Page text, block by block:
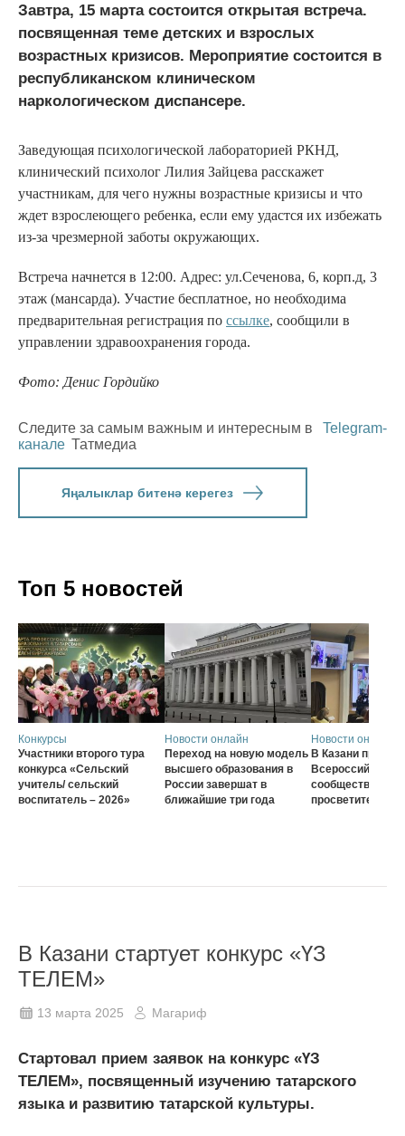
Завтра, 15 марта состоится открытая встреча.
посвященная теме детских и взрослых
возрастных кризисов. Мероприятие состоится в
республиканском клиническом
наркологическом диспансере.
Заведующая психологической лабораторией РКНД,
клинический психолог Лилия Зайцева расскажет
участникам, для чего нужны возрастные кризисы и что
ждет взрослеющего ребенка, если ему удастся их избежать
из-за чрезмерной заботы окружающих.
Встреча начнется в 12:00. Адрес: ул.Сеченова, 6, корп.д, 3
этаж (мансарда). Участие бесплатное, но необходима
предварительная регистрация по ссылке, сообщили в
управлении здравоохранения города.
Фото: Денис Гордийко
Следите за самым важным и интересным в
Telegram-
канале Татмедиа
Яңалыклар битенә керегез
Топ 5 новостей
Конкурсы
Участники второго тура
конкурса «Сельский
учитель/ сельский
воспитатель – 2026»
Новости онлайн
Переход на новую модель
высшего образования в
России завершат в
ближайшие три года
Новости онлайн
В Казани
Всероссийского
сообщества
просветителей
В Казани стартует конкурс «ҮЗ
ТЕЛЕМ»
13 марта 2025 Магариф
Стартовал прием заявок на конкурс «ҮЗ
ТЕЛЕМ», посвященный изучению татарского
языка и развитию татарской культуры.